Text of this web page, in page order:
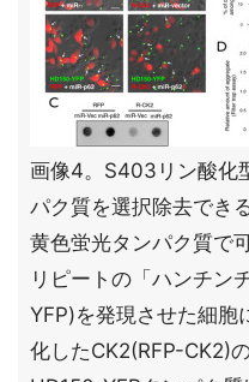
画像4。S403リン酸化
パク質を選択除去でき
黄色蛍光タンパク質で
リピートの「ハンチン
YFP)を発現させた細胞
化したCK2(RFP-CK2)